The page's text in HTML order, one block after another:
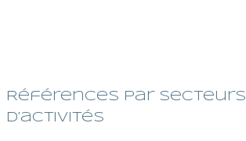
Références par secteurs
d’activités